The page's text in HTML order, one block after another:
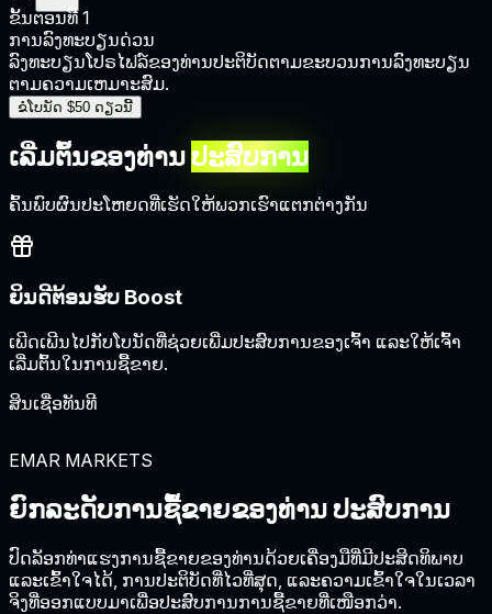
ຂັ້ນຕອນທີ 1
ການລົງທະບຽນດ່ວນ
ລົງທະບຽນໂປຣໄຟລ໌ຂອງທ່ານປະຕິບັດຕາມຂະບວນການລົງທະບຽນ
ຕາມຄວາມເຫມາະສົມ.
ຂໍໂບນັດ $50 ດຽວນີ້
ເລີ່ມຕົ້ນຂອງທ່ານປະສົບການ
ຄົ້ນພົບຜົນປະໂຫຍດທີ່ເຮັດໃຫ້ພວກເຮົາແຕກຕ່າງກັນ
ຍິນດີຕ້ອນຮັບ Boost
ເພີດເພີນໄປກັບໂບນັດທີ່ຊ່ວຍເພີ່ມປະສົບການຂອງເຈົ້າ ແລະໃຫ້ເຈົ້າ
ເລີ່ມຕົ້ນໃນການຊື້ຂາຍ.
ສິນເຊື່ອທັນທີ
EMAR MARKETS
ຍົກລະດັບການຊື້ຂາຍຂອງທ່ານປະສົບການ
ປົດລັອກທ່າແຮງການຊື້ຂາຍຂອງທ່ານດ້ວຍເຄື່ອງມືທີ່ມີປະສິດທິພາບ
ແລະເຂົ້າໃຈໄດ້, ການປະຕິບັດທີ່ໄວທີ່ສຸດ, ແລະຄວາມເຂົ້າໃຈໃນເວລາ
ຈິງທີ່ອອກແບບມາເພື່ອປະສົບການການຊື້ຂາຍທີ່ເໜືອກວ່າ.